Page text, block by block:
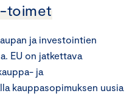
toimet
ja investointien
EU on jatkettava
ja
kauppasopimuksen uusia